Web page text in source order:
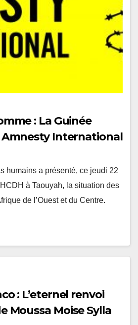
: La Guinée
International
humains a présenté, ce jeudi 22
à Taouyah, la situation des
de l’Ouest et du Centre.
: L’eternel renvoi
Moussa Moise Sylla